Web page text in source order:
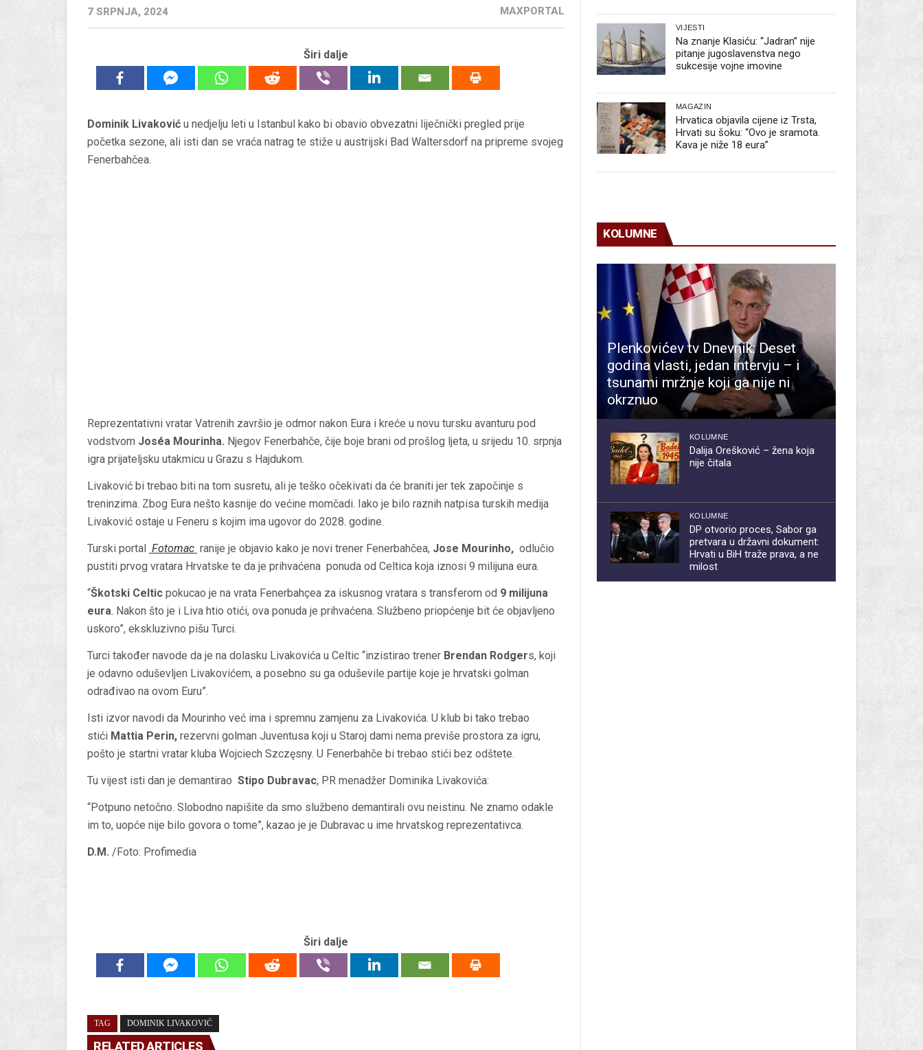
7 SRPNJA, 2024 MAXPORTAL
Širi dalje
Dominik Livaković u nedjelju leti u Istanbul kako bi obavio obvezatni liječnički pregled prije
početka sezone, ali isti dan se vraća natrag te stiže u austrijski Bad Waltersdorf na pripreme svojeg
Fenerbahčea.
Reprezentativni vratar Vatrenih završio je odmor nakon Eura i kreće u novu tursku avanturu pod
vodstvom Joséa Mourinha. Njegov Fenerbahče, čije boje brani od prošlog ljeta, u srijedu 10. srpnja
igra prijateljsku utakmicu u Grazu s Hajdukom.
Livaković bi trebao biti na tom susretu, ali je teško očekivati da će braniti jer tek započinje s
treninzima. Zbog Eura nešto kasnije do većine momčadi. Iako je bilo raznih natpisa turskih medija
Livaković ostaje u Feneru s kojim ima ugovor do 2028. godine.
Turski portal Fotomac ranije je objavio kako je novi trener Fenerbahčea, Jose Mourinho, odlučio
pustiti prvog vratara Hrvatske te da je prihvaćena ponuda od Celtica koja iznosi 9 milijuna eura.
“Škotski Celtic pokucao je na vrata Fenerbahçea za iskusnog vratara s transferom od 9 milijuna
eura. Nakon što je i Liva htio otići, ova ponuda je prihvaćena. Službeno priopćenje bit će objavljeno
uskoro”, ekskluzivno pišu Turci.
Turci također navode da je na dolasku Livakovića u Celtic “inzistirao trener Brendan Rodgers, koji
je odavno oduševljen Livakovićem, a posebno su ga oduševile partije koje je hrvatski golman
odrađivao na ovom Euru”.
Isti izvor navodi da Mourinho već ima i spremnu zamjenu za Livakovića. U klub bi tako trebao
stići Mattia Perin, rezervni golman Juventusa koji u Staroj dami nema previše prostora za igru,
pošto je startni vratar kluba Wojciech Szczęsny. U Fenerbahče bi trebao stići bez odštete.
Tu vijest isti dan je demantirao Stipo Dubravac, PR menadžer Dominika Livakovića:
“Potpuno netočno. Slobodno napišite da smo službeno demantirali ovu neistinu. Ne znamo odakle
im to, uopće nije bilo govora o tome”, kazao je je Dubravac u ime hrvatskog reprezentativca.
D.M. /Foto: Profimedia
Širi dalje
TAG DOMINIK LIVAKOVIĆ
RELATED ARTICLES
VIJESTI
Na znanje Klasiću: “Jadran” nije
pitanje jugoslavenstva nego
sukcesije vojne imovine
MAGAZIN
Hrvatica objavila cijene iz Trsta,
Hrvati su šoku: “Ovo je sramota.
Kava je niže 18 eura”
KOLUMNE
Plenkovićev tv Dnevnik: Deset
godina vlasti, jedan intervju – i
tsunami mržnje koji ga nije ni
okrznuo
KOLUMNE
Dalija Orešković – žena koja
nije čitala
KOLUMNE
DP otvorio proces, Sabor ga
pretvara u državni dokument:
Hrvati u BiH traže prava, a ne
milost